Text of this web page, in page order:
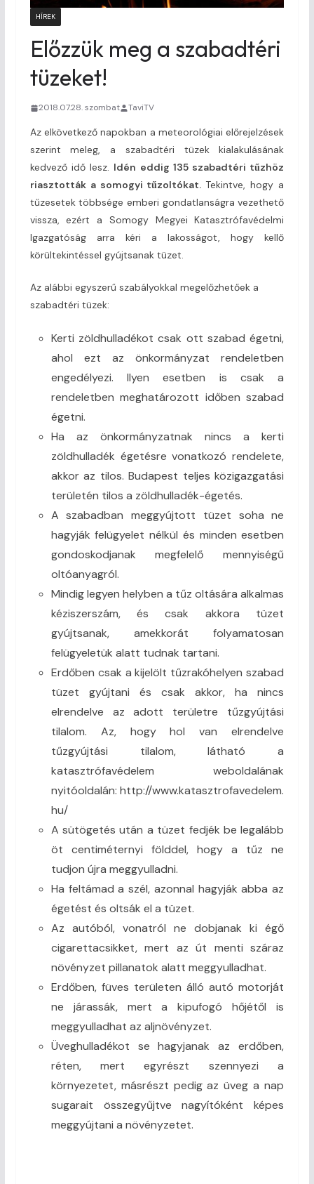
HÍREK
Előzzük meg a szabadtéri
tüzeket!
2018.07.28. szombat TaviTV
Az elkövetkező napokban a meteorológiai előrejelzések
szerint meleg, a szabadtéri tüzek kialakulásának
kedvező idő lesz. Idén eddig 135 szabadtéri tűzhöz
riasztották a somogyi tűzoltókat. Tekintve, hogy a
tűzesetek többsége emberi gondatlanságra vezethető
vissza, ezért a Somogy Megyei Katasztrófavédelmi
Igazgatóság arra kéri a lakosságot, hogy kellő
körültekintéssel gyújtsanak tüzet.
Az alábbi egyszerű szabályokkal megelőzhetőek a
szabadtéri tüzek:
Kerti zöldhulladékot csak ott szabad égetni,
ahol ezt az önkormányzat rendeletben
engedélyezi. Ilyen esetben is csak a
rendeletben meghatározott időben szabad
égetni.
Ha az önkormányzatnak nincs a kerti
zöldhulladék égetésre vonatkozó rendelete,
akkor az tilos. Budapest teljes közigazgatási
területén tilos a zöldhulladék-égetés.
A szabadban meggyújtott tüzet soha ne
hagyják felügyelet nélkül és minden esetben
gondoskodjanak megfelelő mennyiségű
oltóanyagról.
Mindig legyen helyben a tűz oltására alkalmas
kéziszerszám, és csak akkora tüzet
gyújtsanak, amekkorát folyamatosan
felügyeletük alatt tudnak tartani.
Erdőben csak a kijelölt tűzrakóhelyen szabad
tüzet gyújtani és csak akkor, ha nincs
elrendelve az adott területre tűzgyújtási
tilalom. Az, hogy hol van elrendelve
tűzgyújtási tilalom, látható a
katasztrófavédelem weboldalának
nyitóoldalán: http://www.katasztrofavedelem.
hu/
A sütögetés után a tüzet fedjék be legalább
öt centiméternyi földdel, hogy a tűz ne
tudjon újra meggyulladni.
Ha feltámad a szél, azonnal hagyják abba az
égetést és oltsák el a tüzet.
Az autóból, vonatról ne dobjanak ki égő
cigarettacsikket, mert az út menti száraz
növényzet pillanatok alatt meggyulladhat.
Erdőben, füves területen álló autó motorját
ne járassák, mert a kipufogó hőjétől is
meggyulladhat az aljnövényzet.
Üveghulladékot se hagyjanak az erdőben,
réten, mert egyrészt szennyezi a
környezetet, másrészt pedig az üveg a nap
sugarait összegyűjtve nagyítóként képes
meggyújtani a növényzetet.